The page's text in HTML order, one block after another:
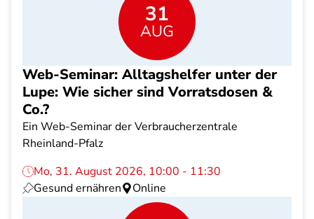
31
AUG
Web-Seminar: Alltagshelfer unter der
Lupe: Wie sicher sind Vorratsdosen &
Co.?
Ein Web-Seminar der Verbraucherzentrale
Rheinland-Pfalz
Mo, 31. August 2026, 10:00 - 11:30
Gesund ernähren
Online